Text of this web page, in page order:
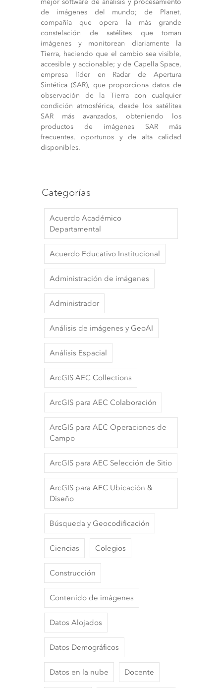
de imágenes del mundo; de Planet,
compañía que opera la más grande
constelación de satélites que toman
imágenes y monitorean diariamente la
Tierra, haciendo que el cambio sea visible,
accesible y accionable; y de Capella Space,
empresa líder en Radar de Apertura
Sintética (SAR), que proporciona datos de
observación de la Tierra con cualquier
condición atmosférica, desde los satélites
SAR más avanzados, obteniendo los
productos de imágenes SAR más
frecuentes, oportunos y de alta calidad
disponibles.
Categorías
Acuerdo Académico
Departamental
Acuerdo Educativo Institucional
Administración de imágenes
Administrador
Análisis de imágenes y GeoAI
Análisis Espacial
ArcGIS AEC Collections
ArcGIS para AEC Colaboración
ArcGIS para AEC Operaciones de
Campo
ArcGIS para AEC Selección de Sitio
ArcGIS para AEC Ubicación &
Diseño
Búsqueda y Geocodificación
Ciencias Colegios
Construcción
Contenido de imágenes
Datos Alojados
Datos Demográficos
Datos en la nube Docente